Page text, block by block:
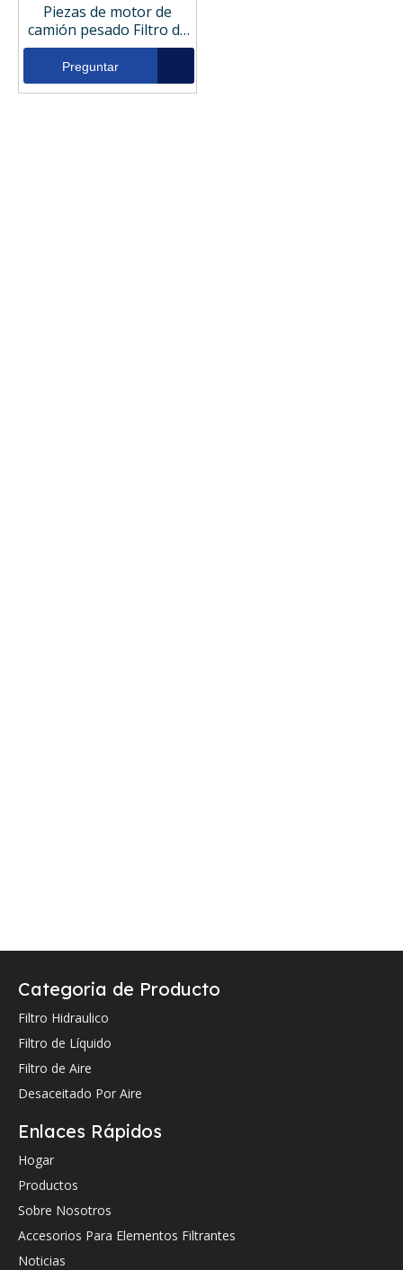
Piezas de motor de
camión pesado Filtro de
presión de filtro de
aceite hidráulico 1R0726
Preguntar
Categoria de Producto
Filtro Hidraulico
Filtro de Líquido
Filtro de Aire
Desaceitado Por Aire
Enlaces Rápidos
Hogar
Productos
Sobre Nosotros
Accesorios Para Elementos Filtrantes
Noticias